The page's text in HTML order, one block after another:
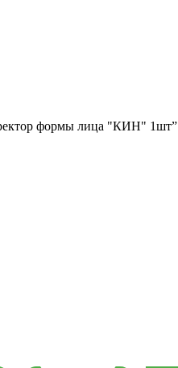
формы лица "КИН" 1шт”